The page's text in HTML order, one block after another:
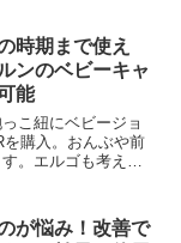
時期まで使え
ンのベビーキャ
能
こ紐にベビージョ
購入。おんぶや前
。エルゴも考えま
リットとなる部分
が悩み！改善で